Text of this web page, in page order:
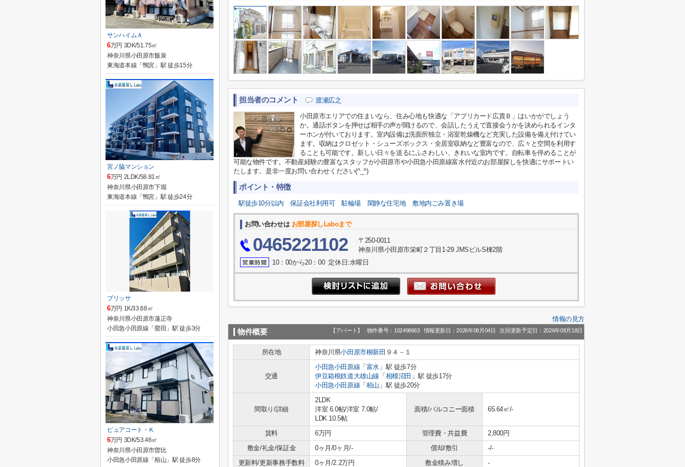
担当者のコメント 渡瀬広之
小田原市エリアでの住まいなら、住み心地も快適な「アプリカード広貴Ｂ」はいかがでしょう
か。通話ボタンを押せば相手の声が聞けるので、会話したうえで直接会うかを決められるインタ
ーホンが付いております。室内設備は洗面所独立・浴室乾燥機など充実した設備を備え付けてい
ます。収納はクロゼット・シューズボックス・全居室収納など豊富なので、広々と空間を利用す
ることも可能です。新しい日々を送るにふさわしい、きれいな室内です。自転車を停めることが
可能な物件です。不動産経験の豊富なスタッフが小田原市や小田急小田原線富水付近のお部屋探しを快適にサポートい
たします。是非一度お問い合わせください(^_^)
ポイント・特徴
駅徒歩10分以内 保証会社利用可 駐輪場 閑静な住宅地 敷地内ごみ置き場
お問い合わせは お部屋探しLaboまで
0465221102
〒250-0011
神奈川県小田原市栄町２丁目1-29 JMSビルS棟2階
10：00から20：00 定休日:水曜日
情報の見方
物件概要 【アパート】 物件番号：102498663 情報更新日：2026年08月04日 次回更新予定日：2026年08月18日
所在地 神奈川県小田原市柳新田 ９４－１
交通
小田急小田原線 「 富水 」駅 徒歩7分
伊豆箱根鉄道大雄山線 「 相模沼田 」駅 徒歩17分
小田急小田原線 「 栢山 」駅 徒歩20分
間取り/詳細
2LDK
洋室 6.0帖/洋室 7.0帖/
LDK 10.5帖
面積/バルコニー面積 65.64㎡/-
賃料 6万円 管理費・共益費
2,800円
敷金/礼金/保証金
0ヶ月/0ヶ月/- 償却/敷引
-/-
更新料/更新事務手数料
0ヶ月/2.2万円 敷金積み増し
-
サンハイムＡ
6万円 3DK/51.75㎡
神奈川県小田原市飯泉
東海道本線「鴨宮」駅 徒歩15分
宮ノ脇マンション
6万円 2LDK/58.81㎡
神奈川県小田原市下堀
東海道本線「鴨宮」駅 徒歩24分
ブリッサ
6万円 1K/33.68㎡
神奈川県小田原市蓮正寺
小田急小田原線「螢田」駅 徒歩3分
ピュアコート・Ｋ
6万円 3DK/53.46㎡
神奈川県小田原市曽比
小田急小田原線「栢山」駅 徒歩8分